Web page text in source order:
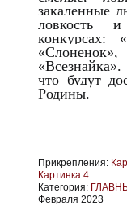
закаленные
ловкость
конкурсах:
что будут
Родины.
Прикрепления:
Картинка 4
Категория:
Февраля 2023